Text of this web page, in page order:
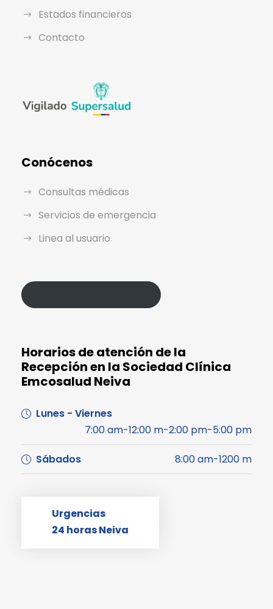
Estados financieros
Contacto
Conócenos
Consultas médicas
Servicios de emergencia
Linea al usuario
Horarios de atención de la
Recepción en la Sociedad Clínica
Emcosalud Neiva
Lunes - Viernes
7:00 am-12:00 m-2:00 pm-5:00 pm
Sábados 8:00 am-1200 m
Urgencias
24 horas Neiva